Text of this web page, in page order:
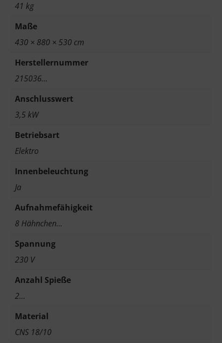
41 kg
Maße
430 × 880 × 530 cm
Herstellernummer
215036…
Anschlusswert
3,5 kW
Betriebsart
Elektro
Innenbeleuchtung
Ja
Aufnahmefähigkeit
8 Hähnchen…
Spannung
230 V
Anzahl Spieße
2…
Material
CNS 18/10